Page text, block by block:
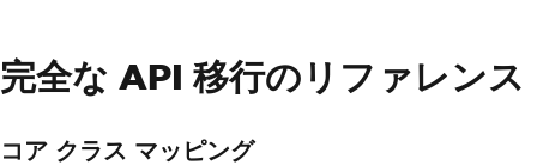
完全な API 移行のリファレンス
コア クラス マッピング